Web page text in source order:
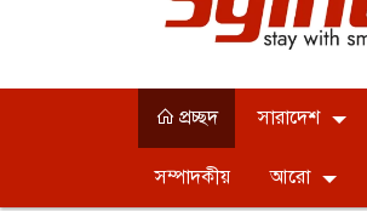
প্রচ্ছদ সারাদেশ
সম্পাদকীয় আরো